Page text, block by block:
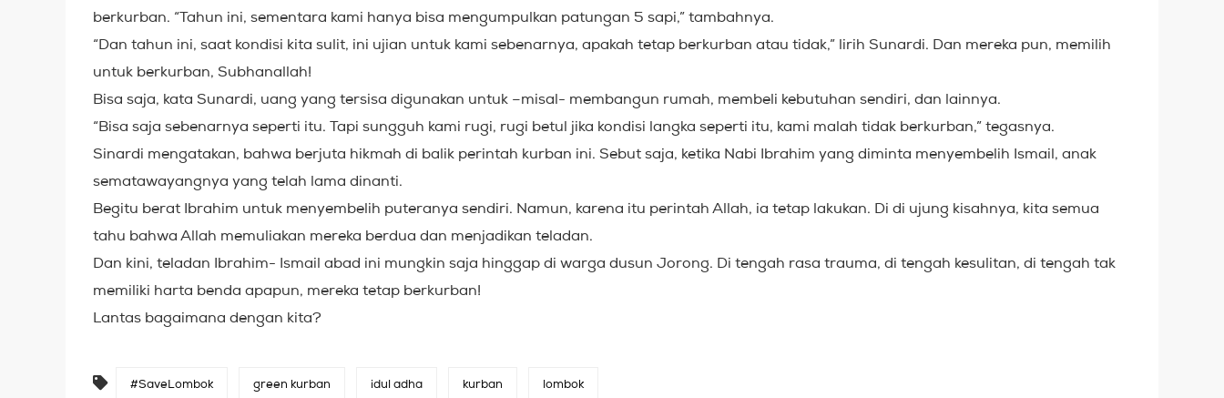
berkurban. “Tahun ini, sementara kami hanya bisa mengumpulkan patungan 5 sapi,” tambahnya.
“Dan tahun ini, saat kondisi kita sulit, ini ujian untuk kami sebenarnya, apakah tetap berkurban atau tidak,” lirih Sunardi. Dan mereka pun, memilih
untuk berkurban, Subhanallah!
Bisa saja, kata Sunardi, uang yang tersisa digunakan untuk –misal- membangun rumah, membeli kebutuhan sendiri, dan lainnya.
“Bisa saja sebenarnya seperti itu. Tapi sungguh kami rugi, rugi betul jika kondisi langka seperti itu, kami malah tidak berkurban,” tegasnya.
Sinardi mengatakan, bahwa berjuta hikmah di balik perintah kurban ini. Sebut saja, ketika Nabi Ibrahim yang diminta menyembelih Ismail, anak
sematawayangnya yang telah lama dinanti.
Begitu berat Ibrahim untuk menyembelih puteranya sendiri. Namun, karena itu perintah Allah, ia tetap lakukan. Di di ujung kisahnya, kita semua
tahu bahwa Allah memuliakan mereka berdua dan menjadikan teladan.
Dan kini, teladan Ibrahim- Ismail abad ini mungkin saja hinggap di warga dusun Jorong. Di tengah rasa trauma, di tengah kesulitan, di tengah tak
memiliki harta benda apapun, mereka tetap berkurban!
Lantas bagaimana dengan kita?
#SaveLombok green kurban idul adha kurban lombok